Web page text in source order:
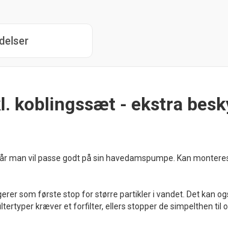
koblingssæt - ekstra
man vil passe godt på sin havedamspumpe. Kan
som første stop for større partikler i vandet. Det kan
kræver et forfilter, ellers stopper de simpelthen til